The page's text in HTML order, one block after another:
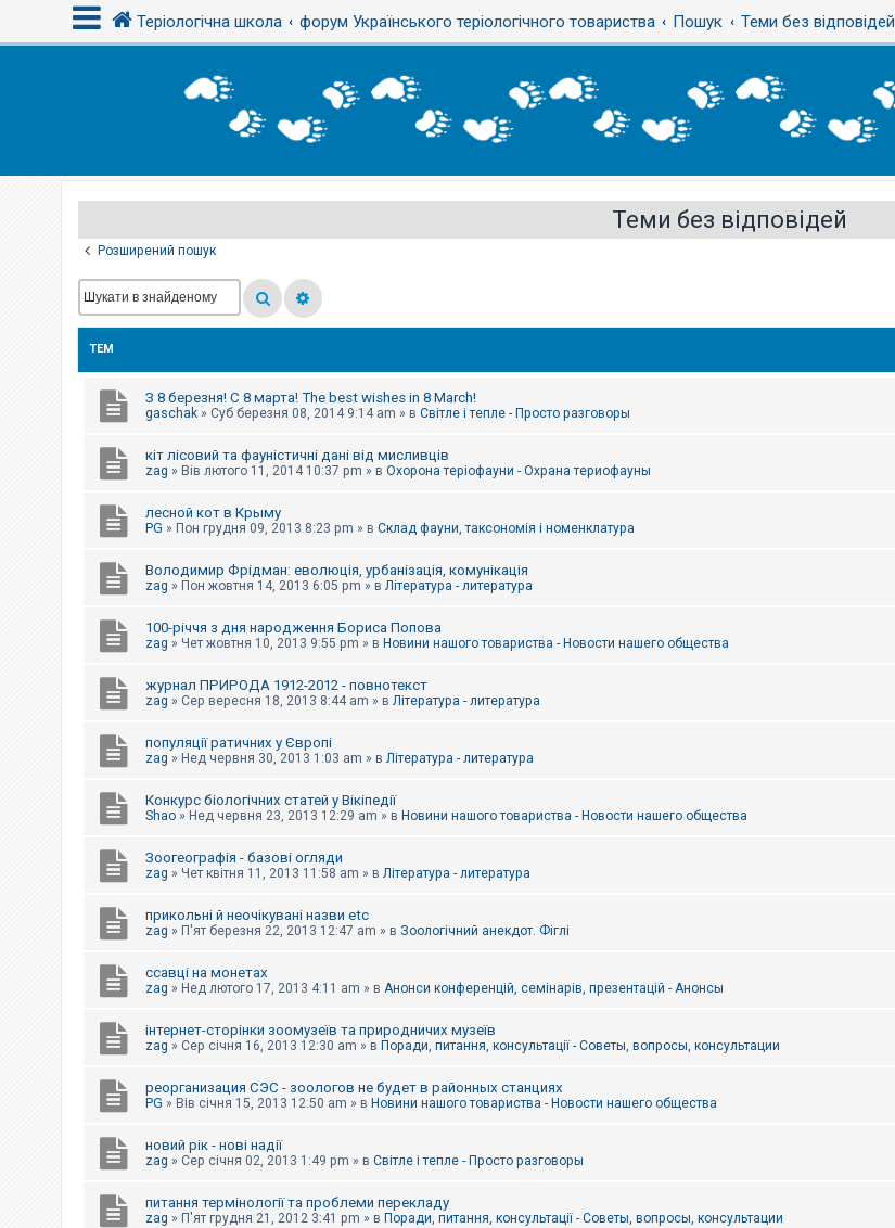
Теріологічна школа форум Українського теріологічного товариства Пошук Теми без відповідей
Теми без відповідей
Розширений пошук
ТЕМ
З 8 березня! С 8 марта! The best wishes in 8 March!
gaschak » Суб березня 08, 2014 9:14 am » в Світле і тепле - Просто разговоры
кіт лісовий та фауністичні дані від мисливців
zag » Вів лютого 11, 2014 10:37 pm » в Охорона теріофауни - Охрана териофауны
лесной кот в Крыму
PG » Пон грудня 09, 2013 8:23 pm » в Склад фауни, таксономія і номенклатура
Володимир Фрідман: еволюція, урбанізація, комунікація
zag » Пон жовтня 14, 2013 6:05 pm » в Література - литература
100-річчя з дня народження Бориса Попова
zag » Чет жовтня 10, 2013 9:55 pm » в Новини нашого товариства - Новости нашего общества
журнал ПРИРОДА 1912-2012 - повнотекст
zag » Сер вересня 18, 2013 8:44 am » в Література - литература
популяції ратичних у Європі
zag » Нед червня 30, 2013 1:03 am » в Література - литература
Конкурс біологічних статей у Вікіпедії
Shao » Нед червня 23, 2013 12:29 am » в Новини нашого товариства - Новости нашего общества
Зоогеографія - базові огляди
zag » Чет квітня 11, 2013 11:58 am » в Література - литература
прикольні й неочікувані назви etc
zag » П'ят березня 22, 2013 12:47 am » в Зоологічний анекдот. Фіглі
ссавці на монетах
zag » Нед лютого 17, 2013 4:11 am » в Анонси конференцій, семінарів, презентацій - Анонсы
інтернет-сторінки зоомузеїв та природничих музеїв
zag » Сер січня 16, 2013 12:30 am » в Поради, питання, консультації - Советы, вопросы, консультации
реорганизация СЭС - зоологов не будет в районных станциях
PG » Вів січня 15, 2013 12:50 am » в Новини нашого товариства - Новости нашего общества
новий рік - нові надії
zag » Сер січня 02, 2013 1:49 pm » в Світле і тепле - Просто разговоры
питання термінології та проблеми перекладу
zag » П'ят грудня 21, 2012 3:41 pm » в Поради, питання, консультації - Советы, вопросы, консультации